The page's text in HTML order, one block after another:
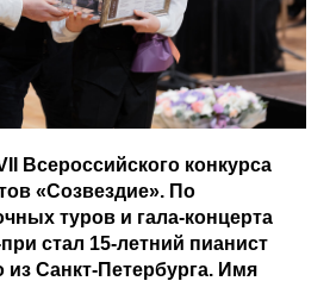
Всероссийского конкурса
«Созвездие». По
туров и гала-концерта
стал 15-летний пианист
Санкт-Петербурга. Имя